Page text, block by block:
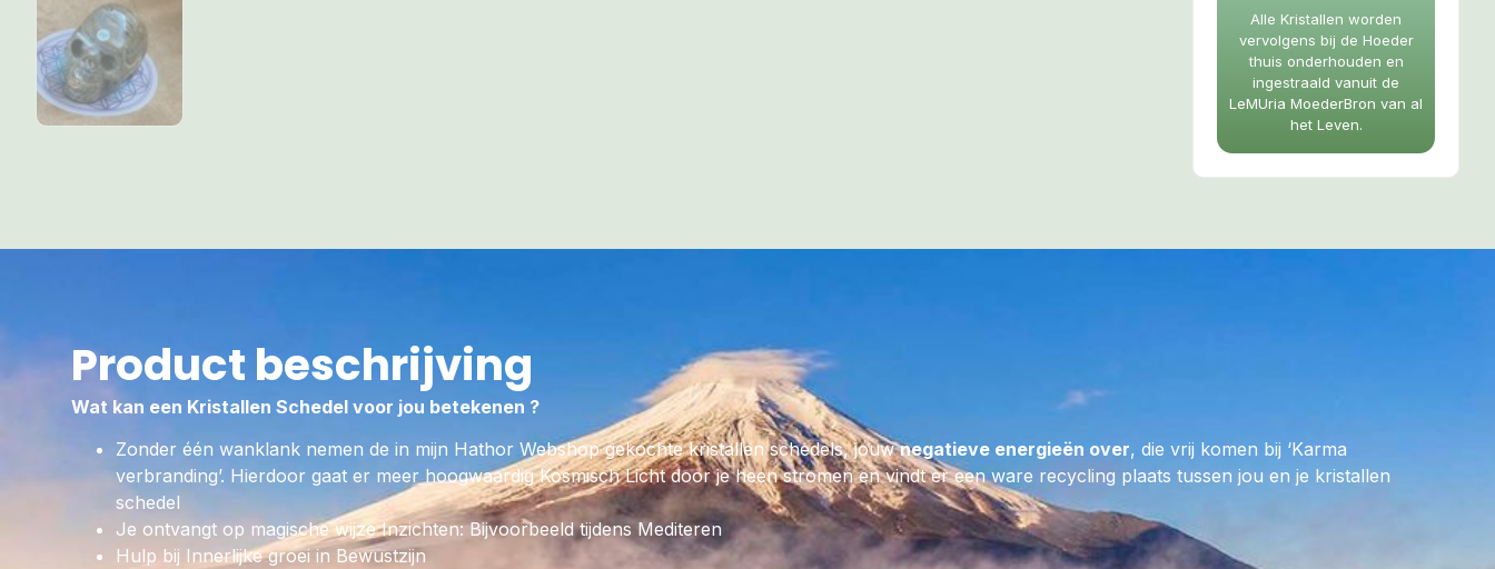
Ronddolende Negatieve energieën in je Auraveld zal
het definitief Moeder Aarde in laten verdwijnen,
door haar dynamische samenwerking met haar.
Tijgerijzer
Vermindert Angst en Burn-out klachten – Verwijdert
ronddolende entiteiten – Bloedzuiveraar – maakt
evenwichtiger – maakt wilskrachtiger bij het
Alle Kristallen worden
vervolgens bij de Hoeder
thuis onderhouden en
ingestraald vanuit de
LeMUria MoederBron van al
het Leven.
Product beschrijving
Wat kan een Kristallen Schedel voor jou betekenen ?
Zonder één wanklank nemen de in mijn Hathor Webshop gekochte kristallen schedels, jouwnegatieve energieën over, die vrij komen bij ‘Karma
verbranding’. Hierdoor gaat er meer hoogwaardig Kosmisch Licht door je heen stromen en vindt er een ware recycling plaats tussen jou en je kristallen
schedel
Je ontvangt op magische wijze Inzichten: Bijvoorbeeld tijdens Mediteren
Hulp bij Innerlijke groei in Bewustzijn